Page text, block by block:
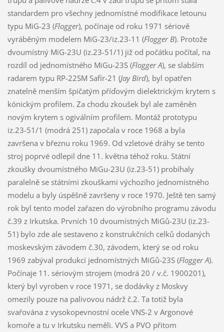
standardem pro všechny jednomístné modifikace letounu
typu MiG-23 (Flogger), počínaje od roku 1971 sériově
vyráběným modelem MiG-23/iz.23-11 (Flogger B). Protože
dvoumístný MiG-23U (iz.23-51/1) již od počátku počítal, na
rozdíl od jednomístného MiGu-23S (Flogger A), se slabším
radarem typu RP-22SM Safír-21 (Jay Bird), byl opatřen
znatelně menším špičatým příďovým dielektrickým krytem s
kónickým profilem. Za chodu zkoušek byl ale zaměněn
novým krytem s ogiválním profilem. Montáž prototypu
iz.23-51/1 (modrá 251) započala v roce 1968 a byla
završena v březnu roku 1969. Od vzletové dráhy se tento
stroj poprvé odlepil dne 11. května téhož roku. Státní
zkoušky dvoumístného MiGu-23U (iz.23-51) probíhaly
paralelně se státními zkouškami výchozího jednomístného
modelu a byly úspěšně završeny v roce 1970. Ještě ten samý
rok byl tento model zařazen do výrobního programu závodu
č.39 z Irkutska. Prvních 10 dvoumístných MiGů-23U (iz.23-
51) bylo zde ale sestaveno z konstrukčních celků dodaných
moskevským závodem č.30, závodem, který se od roku
1969 zabýval produkcí jednomístných MiGů-23S (Flogger A).
Počínaje 11. sériovým strojem (modrá 20 / v.č. 1900201),
který byl vyroben v roce 1971, se dodávky z Moskvy
omezily pouze na palivovou nádrž č.2. Ta totiž byla
svařována z vysokopevnostní ocele VNS-2 v Argonové
komoře a tu v Irkutsku neměli. VVS a PVO přitom